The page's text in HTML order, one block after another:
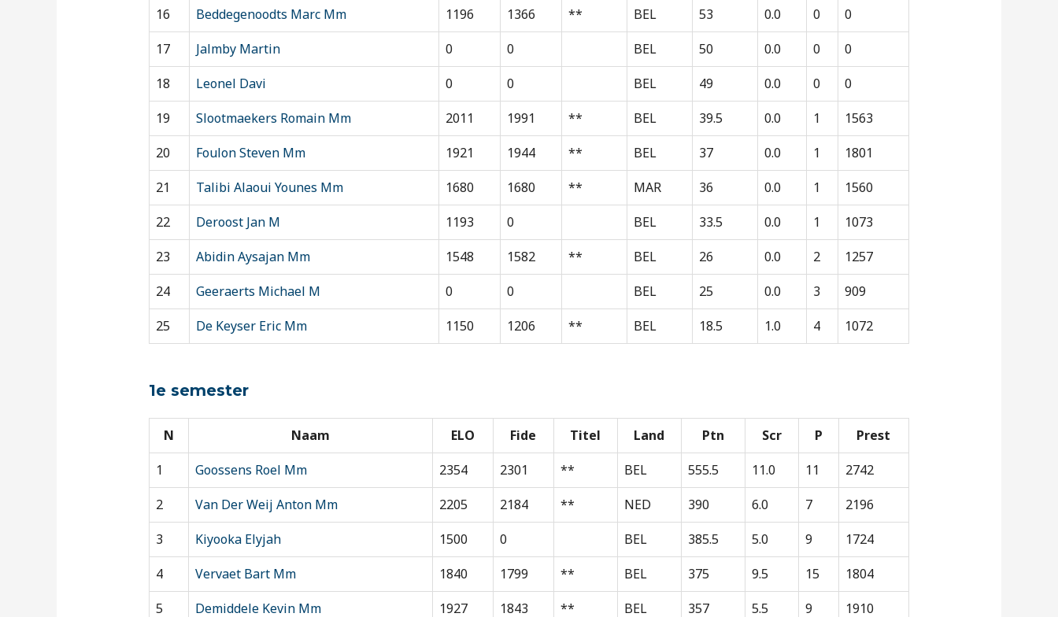
16
Beddegenoodts Marc Mm 1196 1366 ** BEL 53 0.0 0
0
17
Jalmby Martin 0 0 BEL 50 0.0 0
0
18
Leonel Davi 0 0 BEL 49 0.0 0
0
19
Slootmaekers Romain Mm 2011 1991 ** BEL 39.5 0.0 1
1563
20
Foulon Steven Mm 1921 1944 ** BEL 37 0.0 1
1801
21
Talibi Alaoui Younes Mm 1680 1680 ** MAR 36 0.0 1
1560
22
Deroost Jan M 1193 0 BEL 33.5 0.0 1
1073
23
Abidin Aysajan Mm 1548 1582 ** BEL 26 0.0 2
1257
24
Geeraerts Michael M 0 0 BEL 25 0.0 3
909
25
De Keyser Eric Mm 1150 1206 ** BEL 18.5 1.0 4 1072
1e semester
N Naam ELO Fide Titel Land Ptn Scr P
Prest
1
Goossens Roel Mm 2354 2301 ** BEL 555.5 11.0 11
2742
2
Van Der Weij Anton Mm 2205 2184 ** NED 390 6.0 7
2196
3
Kiyooka Elyjah 1500 0 BEL 385.5 5.0 9
1724
4
Vervaet Bart Mm 1840 1799 ** BEL 375 9.5 15
1804
5
Demiddele Kevin Mm 1927 1843 ** BEL 357 5.5 9
1910